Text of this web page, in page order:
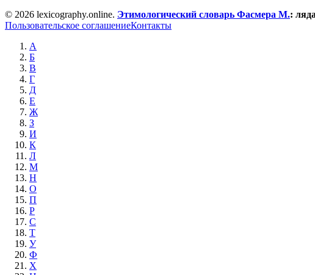
© 2026 lexicography.online. Этимологический словарь Фасмера М.: ляда
Пользовательское соглашениеКонтакты
А
Б
В
Г
Д
Е
Ж
З
И
К
Л
М
Н
О
П
Р
С
Т
У
Ф
Х